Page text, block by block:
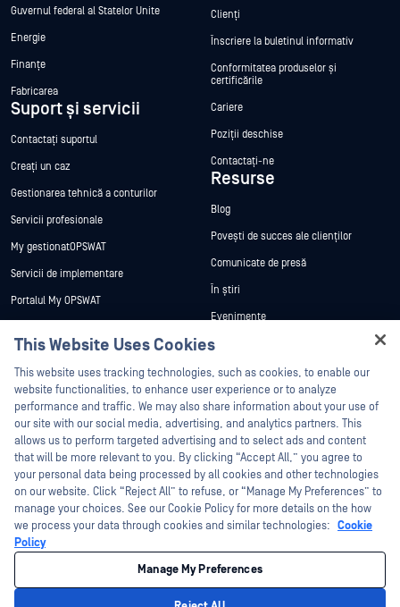
Guvernul federal al Statelor Unite
Energie
Finanțe
Fabricarea
Suport și servicii
Contactați suportul
Creați un caz
Gestionarea tehnică a conturilor
Servicii profesionale
My gestionatOPSWAT
Servicii de implementare
Portalul My OPSWAT
Formare
vulnerabilităților
Partners
Certificare
Parteneri tehnologici
Program de parteneriat de canal
Clienți
Înscriere la buletinul informativ
Conformitatea produselor și
certificările
Cariere
Poziții deschise
Contactați-ne
Resurse
Blog
Povești de succes ale clienților
Comunicate de presă
În știri
Evenimente
Webinare
Fișe de date
Cărți albe
Instrumente gratuite
©2026 OPSWAT . Toate drepturile rezervate. OPSWAT, MetaDefender, Metascan,
MetaAccess, OPSWAT , Trust no File. Trust No Device., OPSWAT , Protecting the
World's Critical Infrastructure, Deep CDR™ Technology, InQuest, logo-ul InQuest,
DFI, RetroHunt, Deep File Inspection și Join the Hunt sunt mărci comerciale ale
OPSWAT . Mărcile comerciale ale terților sunt proprietatea deținătorilor respectivi.
Politica de confidențialitate
This Website Uses Cookies
This website uses tracking technologies, such as cookies, to enable our
website functionalities, to enhance user experience or to analyze
performance and traffic. We may also share information about your use of
our site with our social media, advertising, and analytics partners. This
allows us to perform targeted advertising and to select ads and content
that will be more relevant to you. By clicking “Accept All,” you agree to
your personal data being processed by all cookies and other technologies
on our website. Click “Reject All” to refuse, or “Manage My Preferences” to
manage your choices. See our Cookie Policy for more details on the how
we process your data through cookies and similar technologies: Cookie
Policy
Manage My Preferences
Hey there!
I'm Ozzy, your OPSWAT virtual assistant.
How can I help you secure what's critical
today?